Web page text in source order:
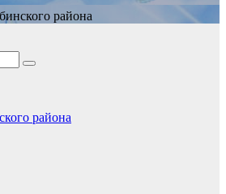
района
района